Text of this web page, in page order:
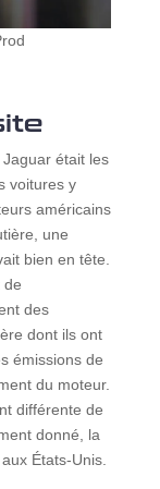
était les
voitures y
américains
une
bien en tête.
de
des
dont ils ont
émissions de
du moteur.
différente de
donné, la
États-Unis.